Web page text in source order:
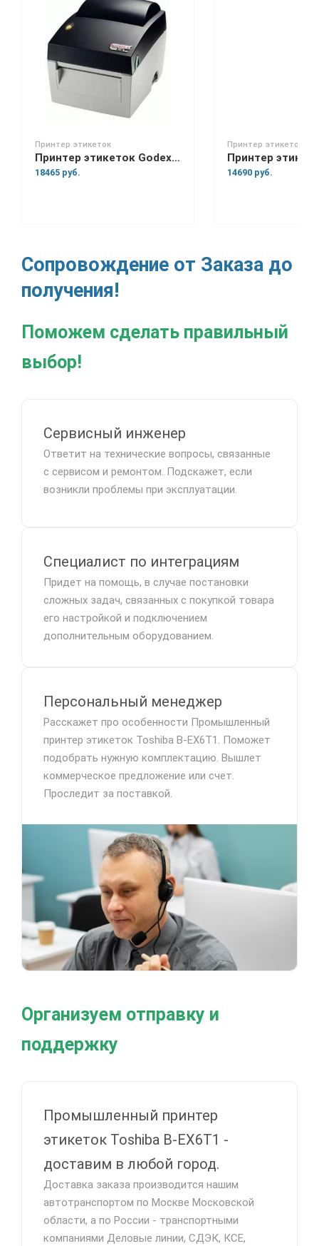
Принтер этикеток
Принтер этикеток Godex DT-4
18465 руб.
Принтер этикеток
14690 руб.
Сопровождение от Заказа до
получения!
Поможем сделать правильный
выбор!
Сервисный инженер
Ответит на технические вопросы, связанные
с сервисом и ремонтом. Подскажет, если
возникли проблемы при эксплуатации.
Специалист по интеграциям
Придет на помощь, в случае постановки
сложных задач, связанных с покупкой товара
его настройкой и подключением
дополнительным оборудованием.
Персональный менеджер
Расскажет про особенности Промышленный
принтер этикеток Toshiba B-EX6T1. Поможет
подобрать нужную комплектацию. Вышлет
коммерческое предложение или счет.
Проследит за поставкой.
Организуем отправку и
поддержку
Промышленный принтер
этикеток Toshiba B-EX6T1 -
доставим в любой город.
Доставка заказа производится нашим
автотранспортом по Москве Московской
области, а по России - транспортными
компаниями Деловые линии, СДЭК, КСЕ,